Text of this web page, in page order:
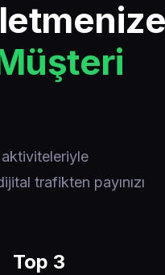
trafikten payınızı
Top 3